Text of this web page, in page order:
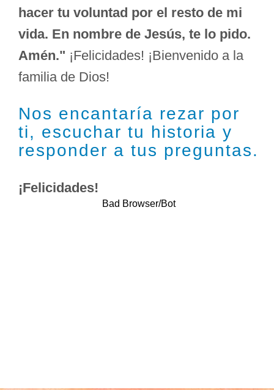
hacer tu voluntad por el resto de mi
vida. En nombre de Jesús, te lo pido.
Amén." ¡Felicidades! ¡Bienvenido a la
familia de Dios!
Nos encantaría rezar por
ti, escuchar tu historia y
responder a tus preguntas.
¡Felicidades!